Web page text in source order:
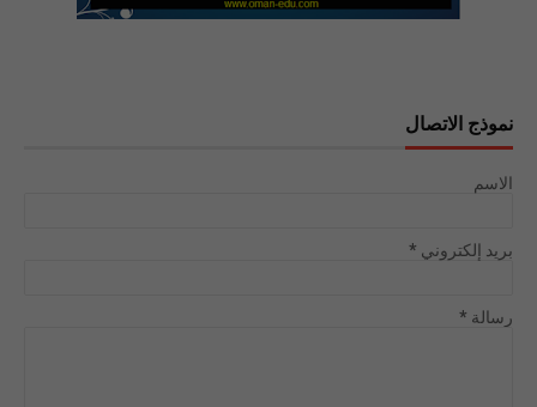
نموذج الاتصال
الاسم
بريد إلكتروني *
رسالة *